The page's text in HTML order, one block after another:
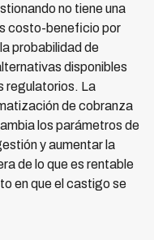
no tiene una
costo-beneficio por
probabilidad de
disponibles
regulatorios. La
de cobranza
los parámetros de
y aumentar la
de lo que es rentable
en que el castigo se